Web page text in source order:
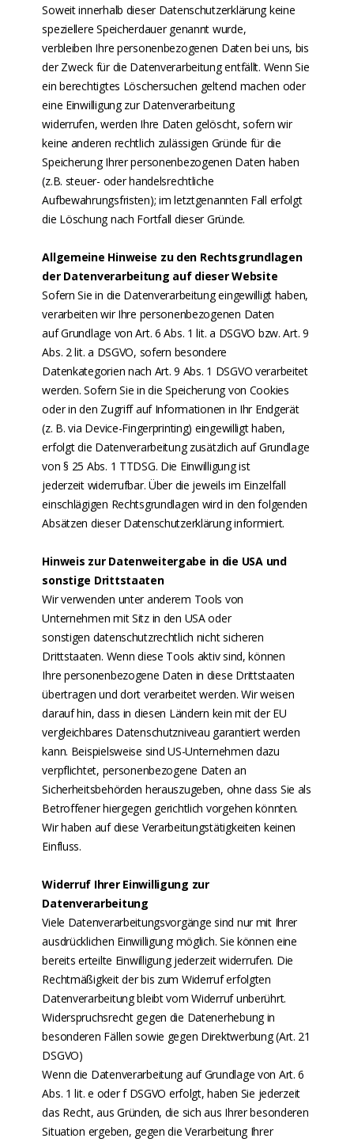
Soweit innerhalb dieser Datenschutzerklärung keine
speziellere Speicherdauer genannt wurde,
verbleiben Ihre personenbezogenen Daten bei uns, bis
der Zweck für die Datenverarbeitung entfällt. Wenn Sie
ein berechtigtes Löschersuchen geltend machen oder
eine Einwilligung zur Datenverarbeitung
widerrufen, werden Ihre Daten gelöscht, sofern wir
keine anderen rechtlich zulässigen Gründe für die
Speicherung Ihrer personenbezogenen Daten haben
(z.B. steuer- oder handelsrechtliche
Aufbewahrungsfristen); im letztgenannten Fall erfolgt
die Löschung nach Fortfall dieser Gründe.
Allgemeine Hinweise zu den Rechtsgrundlagen
der Datenverarbeitung auf dieser Website
Sofern Sie in die Datenverarbeitung eingewilligt haben,
verarbeiten wir Ihre personenbezogenen Daten
auf Grundlage von Art. 6 Abs. 1 lit. a DSGVO bzw. Art. 9
Abs. 2 lit. a DSGVO, sofern besondere
Datenkategorien nach Art. 9 Abs. 1 DSGVO verarbeitet
werden. Sofern Sie in die Speicherung von Cookies
oder in den Zugriff auf Informationen in Ihr Endgerät
(z. B. via Device-Fingerprinting) eingewilligt haben,
erfolgt die Datenverarbeitung zusätzlich auf Grundlage
von § 25 Abs. 1 TTDSG. Die Einwilligung ist
jederzeit widerrufbar. Über die jeweils im Einzelfall
einschlägigen Rechtsgrundlagen wird in den folgenden
Absätzen dieser Datenschutzerklärung informiert.
Hinweis zur Datenweitergabe in die USA und
sonstige Drittstaaten
Wir verwenden unter anderem Tools von
Unternehmen mit Sitz in den USA oder
sonstigen datenschutzrechtlich nicht sicheren
Drittstaaten. Wenn diese Tools aktiv sind, können
Ihre personenbezogene Daten in diese Drittstaaten
übertragen und dort verarbeitet werden. Wir weisen
darauf hin, dass in diesen Ländern kein mit der EU
vergleichbares Datenschutzniveau garantiert werden
kann. Beispielsweise sind US-Unternehmen dazu
verpflichtet, personenbezogene Daten an
Sicherheitsbehörden herauszugeben, ohne dass Sie als
Betroffener hiergegen gerichtlich vorgehen könnten.
Wir haben auf diese Verarbeitungstätigkeiten keinen
Einfluss.
Widerruf Ihrer Einwilligung zur
Datenverarbeitung
Viele Datenverarbeitungsvorgänge sind nur mit Ihrer
ausdrücklichen Einwilligung möglich. Sie können eine
bereits erteilte Einwilligung jederzeit widerrufen. Die
Rechtmäßigkeit der bis zum Widerruf erfolgten
Datenverarbeitung bleibt vom Widerruf unberührt.
Widerspruchsrecht gegen die Datenerhebung in
besonderen Fällen sowie gegen Direktwerbung (Art. 21
DSGVO)
Wenn die Datenverarbeitung auf Grundlage von Art. 6
Abs. 1 lit. e oder f DSGVO erfolgt, haben Sie jederzeit
das Recht, aus Gründen, die sich aus Ihrer besonderen
Situation ergeben, gegen die Verarbeitung Ihrer